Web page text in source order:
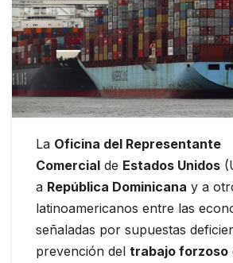
La Oficina del Representante
Comercial de Estados Unidos
a República Dominicana y a
latinoamericanos entre las
señaladas por supuestas
prevención del trabajo forzoso